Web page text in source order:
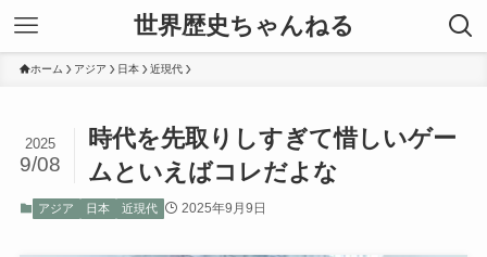
世界歴史ちゃんねる
ホーム アジア 日本 近現代
時代を先取りしすぎて惜しいゲー
ムといえばコレだよな
2025
9/08
アジア 日本 近現代 2025年9月9日